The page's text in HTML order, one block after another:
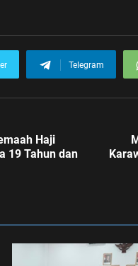
Telegram
Haji
19 Tahun dan